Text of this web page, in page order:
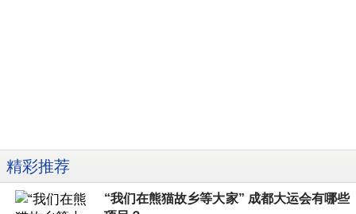
精彩推荐
“我们在熊猫故乡等大家” 成都大运会有哪些